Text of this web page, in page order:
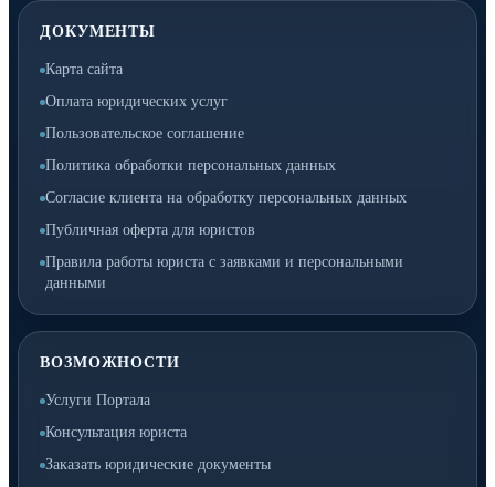
ДОКУМЕНТЫ
Карта сайта
Оплата юридических услуг
Пользовательское соглашение
Политика обработки персональных данных
Согласие клиента на обработку персональных данных
Публичная оферта для юристов
Правила работы юриста с заявками и персональными
данными
ВОЗМОЖНОСТИ
Услуги Портала
Консультация юриста
Заказать юридические документы